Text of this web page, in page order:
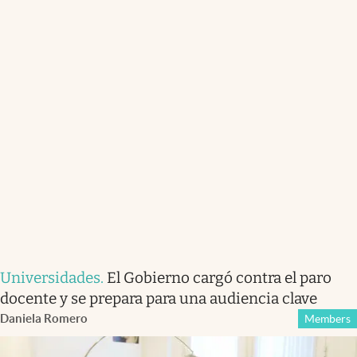
Universidades. El Gobierno cargó contra el paro
docente y se prepara para una audiencia clave
Daniela Romero Members